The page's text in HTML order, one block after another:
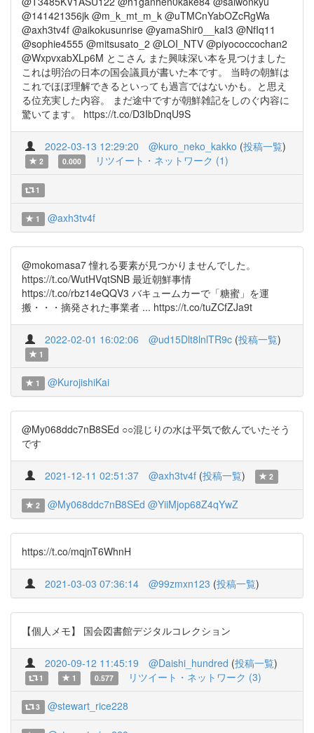
@141421356jk @m_k_mt_m_k @uTMCnYabOZcRgWa
@axh3tv4f @aikokusunrise @yamaShir0__kaI3 @NfIq11
@sophie4555 @mitsusato_2 @LOI_NTV @piyococcochan2
@WxpvxabXLp6M とこさん また興味深い本を見つけました
これは明治の日本の国会議員が書いた本です。 当時の朝鮮は
これでほぼ理解できるといっても過言ではないかも。と思え
る位充実した内容。 まだ途中ですが朝鮮雑記をしのぐ内容に
驚いてます。 https://t.co/D3IbDnqU9S
2022-03-13 12:29:20 @kuro_neko_kakko (投稿一覧)
2 0.000 リツイート・ネットワーク (1)
1
1 @axh3tv4f
@mokomasa7 憧れる要素が見つかりませんでした。
https://t.co/WutHVqtSNB 最近朝鮮事情
https://t.co/rbz14eQQV3 バキュームカーで「糖蜜」を運
搬・・・摘発された事業者 ... https://t.co/tuZCfZJa9t
2022-02-01 16:02:06 @ud15Dlt8lnlTR9c (投稿一覧)
1
1 @KurojishiKai
@My068ddc7nB8SEd ○○混じりの水は平気で飲んでいたそう
です
2021-12-11 02:51:37 @axh3tv4f (投稿一覧) 2
2 @My068ddc7nB8SEd @YiiMjop68Z4qYwZ
https://t.co/mqjnT6WhnH
2021-03-03 07:36:14 @99zmxn123 (投稿一覧)
【個人メモ】 国会図書館デジタルコレクション
2020-09-12 11:45:19 @Daishi_hundred (投稿一覧)
1 1 0.577 リツイート・ネットワーク (3)
3 @stewart_rice228